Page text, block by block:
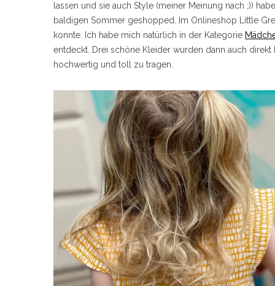
lassen und sie auch Style (meiner Meinung nach ;))
baldigen Sommer geshopped. Im Onlineshop Little
konnte. Ich habe mich natürlich in der Kategorie
entdeckt. Drei schöne Kleider wurden dann auch
hochwertig und toll zu tragen.